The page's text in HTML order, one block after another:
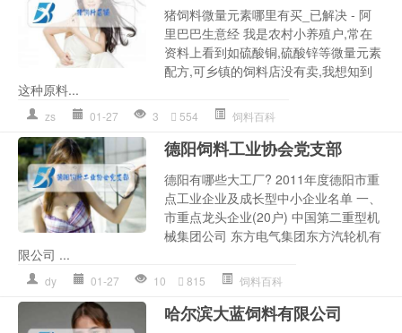
猪饲料微量元素哪里有买_已解决 - 阿
里巴巴生意经 我是农村小养殖户,常在
资料上看到如硫酸铜,硫酸锌等微量元素
配方,可乡镇的饲料店没有卖,我想知到
这种原料...
zs 01-27 3 554 饲料百科
德阳饲料工业协会党支部
德阳有哪些大工厂? 2011年度德阳市重
点工业企业及成长型中小企业名单 一、
市重点龙头企业(20户) 中国第二重型机
械集团公司 东方电气集团东方汽轮机有
限公司 ...
dy 01-27 10 815 饲料百科
哈尔滨大蓝饲料有限公司